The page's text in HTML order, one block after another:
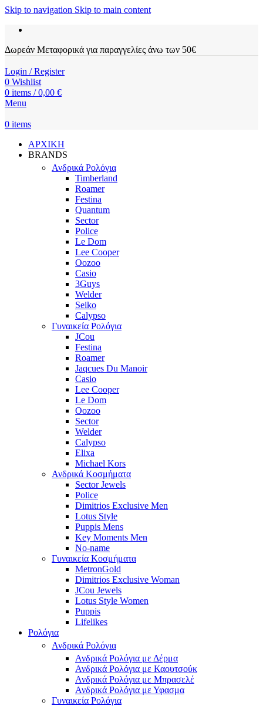
Skip to navigation Skip to main content
Δωρεάν Μεταφορικά για παραγγελίες άνω των 50€
Login / Register
0 Wishlist
0 items / 0,00 €
Menu
0 items
ΑΡΧΙΚΗ
BRANDS
Ανδρικά Ρολόγια
Timberland
Roamer
Festina
Quantum
Sector
Police
Le Dom
Lee Cooper
Oozoo
Casio
3Guys
Welder
Seiko
Calypso
Γυναικεία Ρολόγια
JCou
Festina
Roamer
Jaqcues Du Manoir
Casio
Lee Cooper
Le Dom
Oozoo
Sector
Welder
Calypso
Elixa
Michael Kors
Ανδρικά Κοσμήματα
Sector Jewels
Police
Dimitrios Exclusive Men
Lotus Style
Puppis Mens
Key Moments Men
No-name
Γυναικεία Κοσμήματα
MetronGold
Dimitrios Exclusive Woman
JCou Jewels
Lotus Style Women
Puppis
Lifelikes
Ρολόγια
Ανδρικά Ρολόγια
Ανδρικά Ρολόγια με Δέρμα
Ανδρικά Ρολόγια με Καουτσούκ
Ανδρικά Ρολόγια με Μπρασελέ
Ανδρικά Ρολόγια με Υφασμα
Γυναικεία Ρολόγια